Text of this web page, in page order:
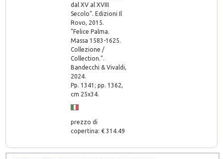
dal XV al XVIII
Secolo". Edizioni Il
Rovo, 2015.
"Felice Palma.
Massa 1583-1625.
Collezione /
Collection.".
Bandecchi & Vivaldi,
2024.
Pp. 1341; pp. 1362,
cm 25x34.
prezzo di
copertina: € 314.49